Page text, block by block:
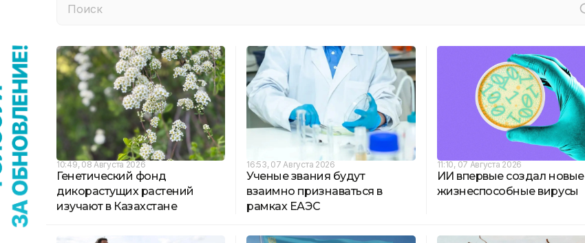
10:49, 08 Августа 2026
Генетический фонд
дикорастущих растений
изучают в Казахстане
16:53, 07 Августа 2026
Ученые звания будут
взаимно признаваться в
рамках ЕАЭС
11:10, 07 Августа 2026
ИИ впервые создал новые
жизнеспособные вирусы